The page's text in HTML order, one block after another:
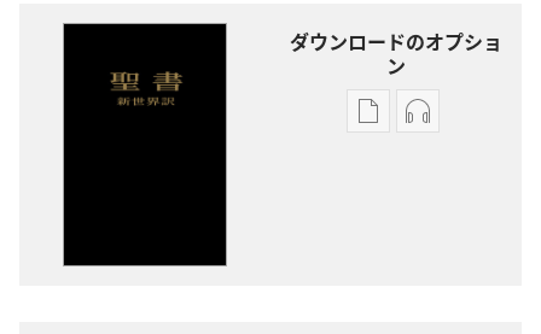
ダウンロードのオプショ
ン
出
オー